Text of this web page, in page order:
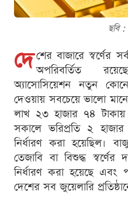
ছবি
দে শের বাজারে স্বর্ণের
অপরিবর্তিত
অ্যাসোসিয়েশন নতুন
দেওয়ায় সবচেয়ে ভালো
লাখ ২৩ হাজার ৭৪ টাকায়
সকালে ভরিপ্রতি ২
নির্ধারণ করা হয়েছিল।
তেজাবি বা বিশুদ্ধ
নির্ধারণ করা হয়েছে এবং
দেশের সব জুয়েলারি